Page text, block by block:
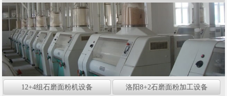
12+4组石磨面粉机设备 洛阳8+2石磨面粉加工设备